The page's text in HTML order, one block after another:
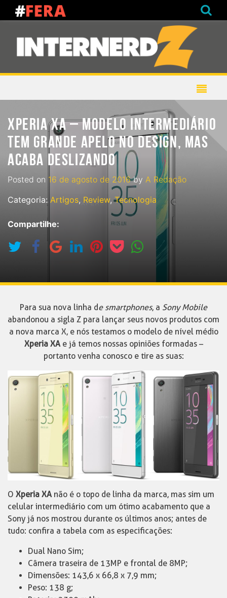
XPERIA XA – MODELO INTERMEDIÁRIO
TEM GRANDE APELO NO DESIGN, MAS
ACABA DESLIZANDO
Posted on 16 de agosto de 2016by A Redação
Categoria: Artigos, Review,Tecnologia
Compartilhe:
Para sua nova linha de smartphones, a Sony Mobile
abandonou a sigla Z para lançar seus novos produtos com
a nova marca X, e nós testamos o modelo de nível médio
Xperia XAe já temos nossas opiniões formadas –
portanto venha conosco e tire as suas:
O Xperia XAnão é o topo de linha da marca, mas sim um
celular intermediário com um ótimo acabamento que a
Sony já nos mostrou durante os últimos anos; antes de
tudo: confira a tabela com as especificações:
Dual Nano Sim;
Câmera traseira de 13MP e frontal de 8MP;
Dimensões: 143,6 x 66,8 x 7,9 mm;
Peso: 138 g;